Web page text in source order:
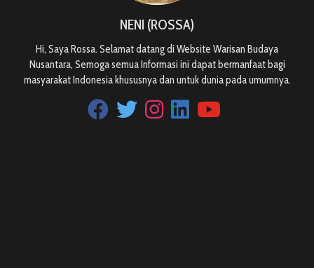
NENI (ROSSA)
Hi, Saya Rossa. Selamat datang di Website Warisan Budaya
Nusantara, Semoga semua Informasi ini dapat bermanfaat bagi
masyarakat Indonesia khususnya dan untuk dunia pada umumnya.